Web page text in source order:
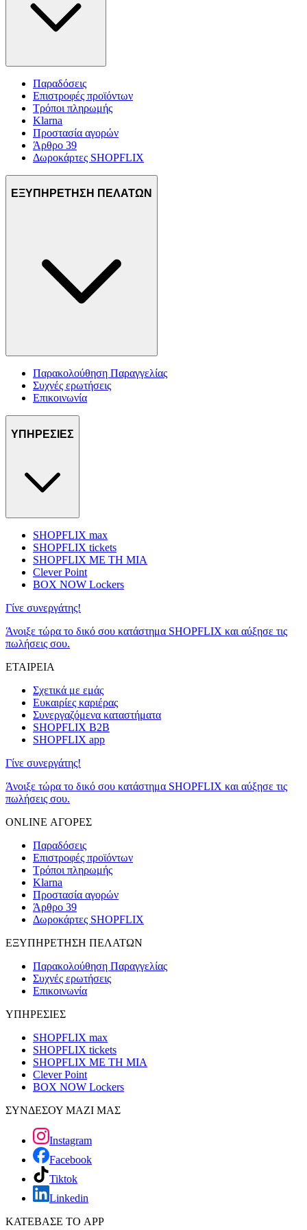
Παραδόσεις
Επιστροφές προϊόντων
Τρόποι πληρωμής
Klarna
Προστασία αγορών
Άρθρο 39
Δωροκάρτες SHOPFLIX
ΕΞΥΠΗΡΕΤΗΣΗ ΠΕΛΑΤΩΝ
Παρακολούθηση Παραγγελίας
Συχνές ερωτήσεις
Επικοινωνία
ΥΠΗΡΕΣΙΕΣ
SHOPFLIX max
SHOPFLIX tickets
SHOPFLIX ΜΕ ΤΗ ΜΙΑ
Clever Point
BOX NOW Lockers
Γίνε συνεργάτης!
Άνοιξε τώρα το δικό σου κατάστημα SHOPFLIX και αύξησε τις
πωλήσεις σου.
ΕΤΑΙΡΕΙΑ
Σχετικά με εμάς
Ευκαιρίες καριέρας
Συνεργαζόμενα καταστήματα
SHOPFLIX B2B
SHOPFLIX app
Γίνε συνεργάτης!
Άνοιξε τώρα το δικό σου κατάστημα SHOPFLIX και αύξησε τις
πωλήσεις σου.
ONLINE ΑΓΟΡΕΣ
Παραδόσεις
Επιστροφές προϊόντων
Τρόποι πληρωμής
Klarna
Προστασία αγορών
Άρθρο 39
Δωροκάρτες SHOPFLIX
ΕΞΥΠΗΡΕΤΗΣΗ ΠΕΛΑΤΩΝ
Παρακολούθηση Παραγγελίας
Συχνές ερωτήσεις
Επικοινωνία
ΥΠΗΡΕΣΙΕΣ
SHOPFLIX max
SHOPFLIX tickets
SHOPFLIX ΜΕ ΤΗ ΜΙΑ
Clever Point
BOX NOW Lockers
ΣΥΝΔΕΣΟΥ ΜΑΖΙ ΜΑΣ
Instagram
Facebook
Tiktok
Linkedin
ΚΑΤΕΒΑΣΕ ΤΟ APP